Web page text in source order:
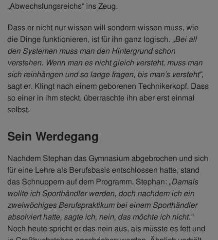
„Abwechslungsreichs“ ins Zeug.
Dass er nicht nur wissen will sondern wissen muss, wie
die Dinge funktionieren, ist für ihn ganz logisch. „Bei all
den Systemen muss man den Hintergrund schon
verstehen. Wenn man es nicht gleich ver​steht, muss man
sich reinhängen und so lange fragen, bis man’s versteht“,
sagt er. Klingt nach einem geborenen Technikerkopf. Dass
so einer in ihm steckt, überraschte ihn aber erst einmal
selbst.
Sein Werdegang
Nachdem Stephan das Gymnasium abgebrochen und sich
für eine Lehre als Berufsbasis entschlossen hatte, stand
das Schnuppern auf dem Programm. Stephan: „Damals
wollte ich Sporthändler werden, doch nachdem ich ein
zweiwöchiges Berufspraktikum bei einem Sporthändler
absolviert hatte, sagte ich, nein, das möchte ich nicht.“
Noch heute spricht er das nein aus, als müsste es fett und